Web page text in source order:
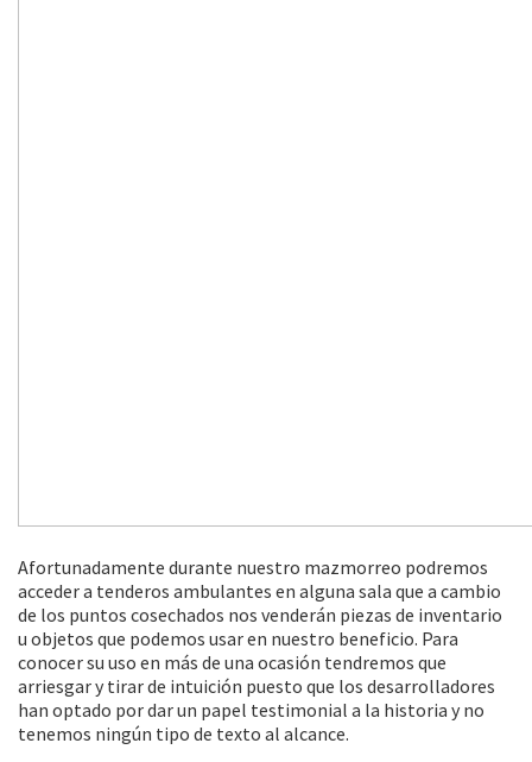
Afortunadamente durante nuestro mazmorreo podremos
acceder a tenderos ambulantes en alguna sala que a cambio
de los puntos cosechados nos venderán piezas de inventario
u objetos que podemos usar en nuestro beneficio. Para
conocer su uso en más de una ocasión tendremos que
arriesgar y tirar de intuición puesto que los desarrolladores
han optado por dar un papel testimonial a la historia y no
tenemos ningún tipo de texto al alcance.